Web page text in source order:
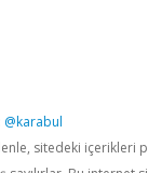
sitedeki